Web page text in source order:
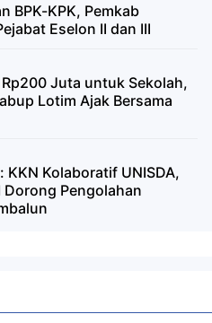
BPK-KPK, Pemkab
Eselon II dan III
Juta untuk Sekolah,
Lotim Ajak Bersama
KKN Kolaboratif UNISDA,
Pengolahan